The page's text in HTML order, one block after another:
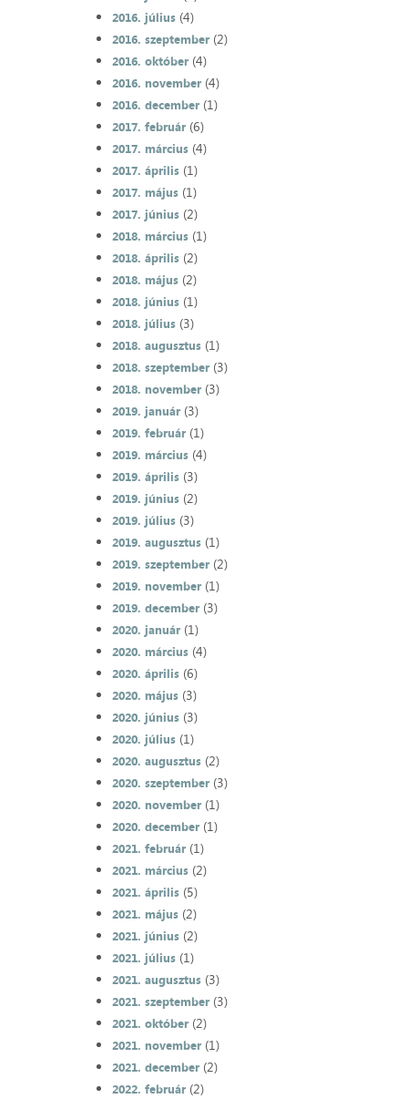
2016. július(4)
2016. szeptember(2)
2016. október(4)
2016. november(4)
2016. december(1)
2017. február(6)
2017. március(4)
2017. április(1)
2017. május(1)
2017. június(2)
2018. március(1)
2018. április(2)
2018. május(2)
2018. június(1)
2018. július(3)
2018. augusztus(1)
2018. szeptember(3)
2018. november(3)
2019. január(3)
2019. február(1)
2019. március(4)
2019. április(3)
2019. június(2)
2019. július(3)
2019. augusztus(1)
2019. szeptember(2)
2019. november(1)
2019. december(3)
2020. január(1)
2020. március(4)
2020. április(6)
2020. május(3)
2020. június(3)
2020. július(1)
2020. augusztus(2)
2020. szeptember(3)
2020. november(1)
2020. december(1)
2021. február(1)
2021. március(2)
2021. április(5)
2021. május(2)
2021. június(2)
2021. július(1)
2021. augusztus(3)
2021. szeptember(3)
2021. október(2)
2021. november(1)
2021. december(2)
2022. február(2)